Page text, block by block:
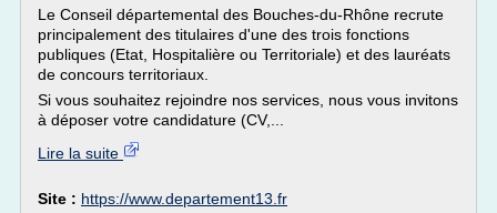
Le Conseil départemental des Bouches-du-Rhône recrute
principalement des titulaires d'une des trois fonctions
publiques (Etat, Hospitalière ou Territoriale) et des lauréats
de concours territoriaux.
Si vous souhaitez rejoindre nos services, nous vous invitons
à déposer votre candidature (CV,...
Lire la suite
Site : https://www.departement13.fr